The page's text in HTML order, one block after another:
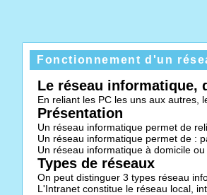
Fonctionnement d'un
Le réseau informatique,
En reliant les PC les uns aux autres,
Présentation
Un réseau informatique permet de
Un réseau informatique permet de :
Un réseau informatique à domicile
Types de réseaux
On peut distinguer 3 types réseau
L'Intranet constitue le réseau local,